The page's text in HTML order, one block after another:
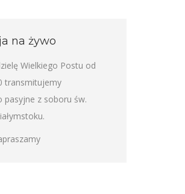
na żywo
Wielkiego Postu od
transmitujemy
pasyjne z soboru św.